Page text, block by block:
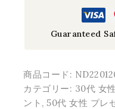
Guaranteed
商品コード:
カテゴリー: 30代 女
ント , 50代 女性 プレ